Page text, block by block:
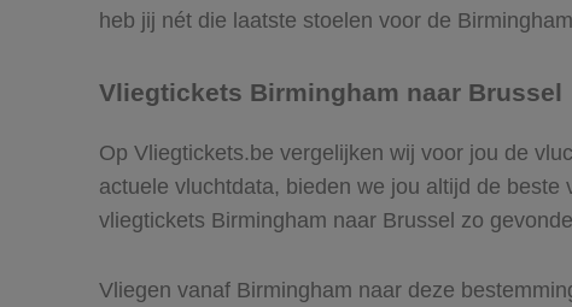
heb jij nét die laatste stoelen voor de
Vliegtickets Birmingham naar Brussel
Op Vliegtickets.be vergelijken wij voor jou de
actuele vluchtdata, bieden we jou altijd de
vliegtickets Birmingham naar Brussel zo
Vliegen vanaf Birmingham naar deze